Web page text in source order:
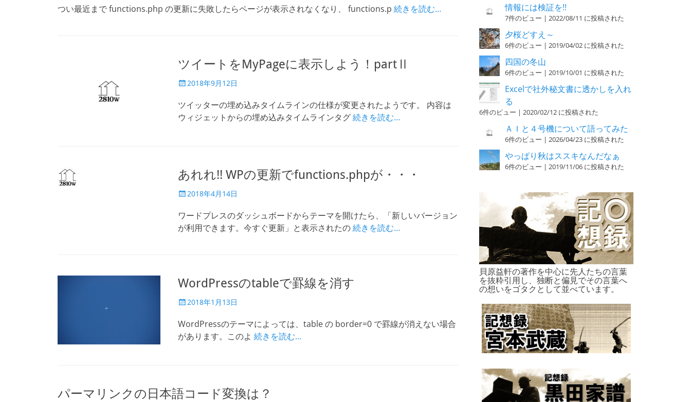
日
つい最近まで functions.php の更新に失敗したらページが表示されなくなり、 functions.p 続きを読む…
ツイートをMyPageに表示しよう！partⅡ
投
日
2018年9月12日
ツイッターの埋め込みタイムラインの仕様が変更されたようです。 内容は
ウィジェットからの埋め込みタイムラインタグ続きを読む…
あれれ!! WPの更新でfunctions.phpが・・・
投
日
2018年4月14日
ワードプレスのダッシュボードからテーマを開けたら、「新しいバージョン
が利用できます。今すぐ更新」と表示されたの続きを読む…
WordPressのtableで罫線を消す
投
日
2018年1月13日
WordPressのテーマによっては、table の border=0 で罫線が消えない場合
があります。このよ 続きを読む…
パーマリンクの日本語コード変換は？
情報には検証を!!
7件のビュー | 2022/08/11 に投稿された
夕桜どすえ～
6件のビュー | 2019/04/02 に投稿された
四国の冬山
6件のビュー | 2019/10/01 に投稿された
Excelで社外秘文書に透かしを入れ
る
6件のビュー | 2020/02/12 に投稿された
ＡＩと４号機について語ってみた
6件のビュー | 2026/04/23 に投稿された
やっぱり秋はススキなんだなぁ
6件のビュー | 2019/11/06 に投稿された
貝原益軒の著作を中心に先人たちの言葉
を抜粋引用し、独断と偏見でその言葉へ
の想いをゴタクとして並べています。